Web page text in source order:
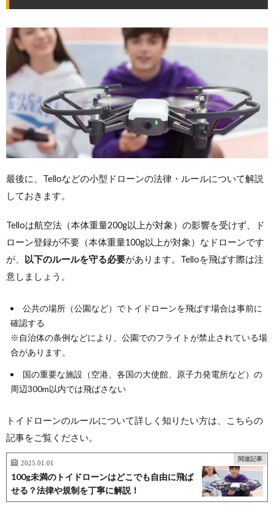
最後に、Telloなどの小型ドローンの法律・ルールについて解説
しておきます。
Telloは航空法（本体重量200g以上が対象）の影響を受けず、ド
ローン登録が不要（本体重量100g以上が対象）なドローンです
が、
以下のルールを守る必要があります。Telloを飛ばす際は注
意しましょう。
公共の場所（公園など）でトイドローンを飛ばす場合は事前に
確認する
※自治体の条例などにより、公園でのフライトが禁止されている場
合があります。
国の重要な施設（空港、各国の大使館、原子力発電所など）の
周辺300m以内では飛ばさない
トイドローンのルールについて詳しく知りたい方は、こちらの
記事をご覧ください。
関連記事
2025.01.01
100g未満のトイドローンはどこでも自由に飛ば
せる？法律や規制を丁寧に解説！